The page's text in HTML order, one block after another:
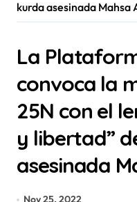
kurda asesinada Mahsa
La
convoca la
25N con el
y libertad”
asesinada
Nov 25, 2022